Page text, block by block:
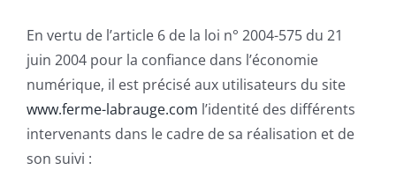
Activiteiten
De Périgord
Fotogalerij
Omgeving
En vertu de l’article 6 de la loi n° 2004-575 du 21
juin 2004 pour la confiance dans l’économie
numérique, il est précisé aux utilisateurs du site
www.ferme-labrauge.com l’identité des différents
intervenants dans le cadre de sa réalisation et de
son suivi :